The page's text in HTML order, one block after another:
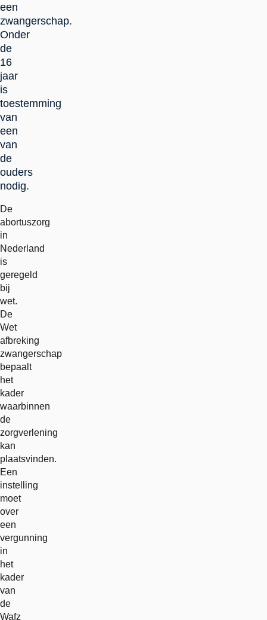
een
zwangerschap.
Onder
de
16
jaar
is
toestemming
van
een
van
de
ouders
nodig.
De
abortuszorg
in
Nederland
is
geregeld
bij
wet.
De
Wet
afbreking
zwangerschap
bepaalt
het
kader
waarbinnen
de
zorgverlening
kan
plaatsvinden.
Een
instelling
moet
over
een
vergunning
in
het
kader
van
de
Wafz